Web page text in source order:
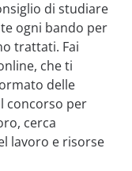
di studiare
ogni bando per
trattati. Fai
che ti
delle
concorso per
cerca
lavoro e risorse